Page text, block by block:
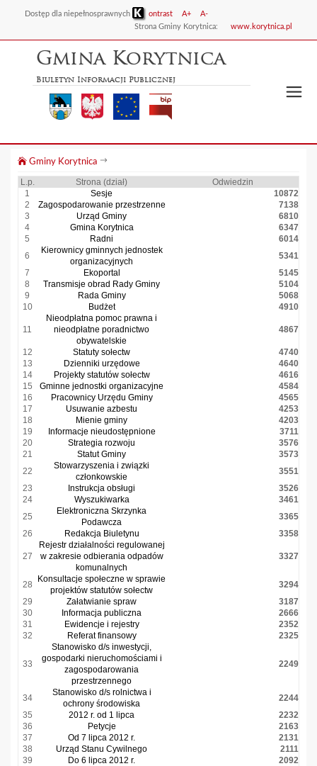
Dostęp dla niepełnosprawnych ontrast A+
A-
Strona Gminy Korytnica:
www.korytnica.pl
Gmina Korytnica
Biuletyn Informacji Publicznej
Gminy Korytnica
L.p. Strona (dział)
Odwiedzin
1
Sesje
10872
2
Zagospodarowanie przestrzenne
7138
3
Urząd Gminy
6810
4
Gmina Korytnica
6347
5
Radni
6014
6
Kierownicy gminnych jednostek
organizacyjnych
5341
7
Ekoportal
5145
8
Transmisje obrad Rady Gminy
5104
9
Rada Gminy
5068
10
Budżet 4910
11
Nieodpłatna pomoc prawna i
nieodpłatne poradnictwo
obywatelskie
4867
12 Statuty sołectw
4740
13
Dzienniki urzędowe
4640
14
Projekty statutów sołectw
4616
15
Gminne jednostki organizacyjne
4584
16
Pracownicy Urzędu Gminy
4565
17
Usuwanie azbestu
4253
18
Mienie gminy
4203
19
Informacje nieudostępnione
3711
20
Strategia rozwoju
3576
21
Statut Gminy
3573
22
Stowarzyszenia i związki
członkowskie
3551
23
Instrukcja obsługi
3526
24
Wyszukiwarka
3461
25
Elektroniczna Skrzynka
Podawcza
3365
26
Redakcja Biuletynu 3358
27
Rejestr działalności regulowanej
w zakresie odbierania odpadów
komunalnych
3327
28
Konsultacje społeczne w sprawie
projektów statutów sołectw
3294
29
Załatwianie spraw
3187
30
Informacja publiczna
2666
31
Ewidencje i rejestry
2352
32
Referat finansowy 2325
33
Stanowisko d/s inwestycji,
gospodarki nieruchomościami i
zagospodarowania
przestrzennego
2249
34
Stanowisko d/s rolnictwa i
ochrony środowiska
2244
35
2012 r. od 1 lipca
2232
36
Petycje
2163
37
Od 7 lipca 2012 r.
2131
38
Urząd Stanu Cywilnego
2111
39
Do 6 lipca 2012 r.
2092